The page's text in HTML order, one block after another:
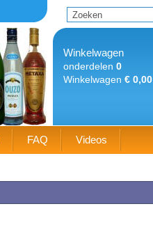
Winkelwagen
onderdelen 0
Winkelwagen € 0,00
FAQ Videos